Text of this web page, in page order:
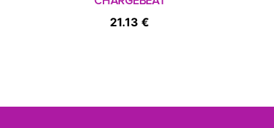
21.13 €